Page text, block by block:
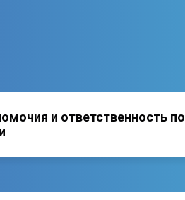
и ответственность по